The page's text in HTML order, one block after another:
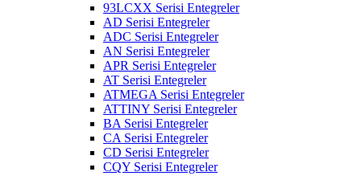
93LCXX Serisi Entegreler
AD Serisi Entegreler
ADC Serisi Entegreler
AN Serisi Entegreler
APR Serisi Entegreler
AT Serisi Entegreler
ATMEGA Serisi Entegreler
ATTINY Serisi Entegreler
BA Serisi Entegreler
CA Serisi Entegreler
CD Serisi Entegreler
CQY Serisi Entegreler